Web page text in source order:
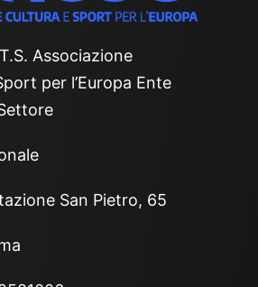
Associazione
per l’Europa Ente
San Pietro, 65